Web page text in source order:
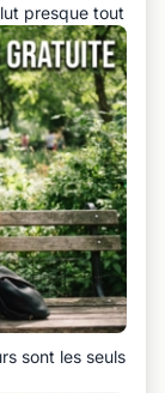
presque tout
sont les seuls